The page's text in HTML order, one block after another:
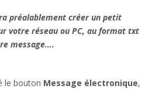
préalablement créer un petit
votre réseau ou PC, au format txt
message….
le bouton Message électronique,